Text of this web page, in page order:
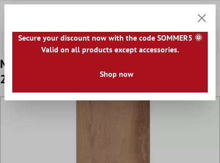
Mодел Cтенни Плочки Capitol Brown
25x75cm
Secure your discount now with the code SOMMER5 🌞
Valid on all products except accessories.
Shop now